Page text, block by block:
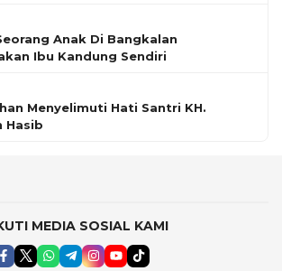
Anak Di Bangkalan
Ibu Kandung Sendiri
Menyelimuti Hati Santri KH.
Hasib
MEDIA SOSIAL KAMI